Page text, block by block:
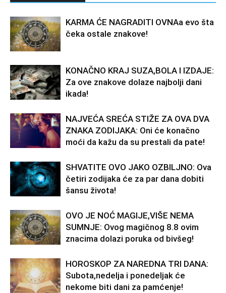
KARMA ĆE NAGRADITI OVNAa evo šta
čeka ostale znakove!
KONAČNO KRAJ SUZA,BOLA I IZDAJE:
Za ove znakove dolaze najbolji dani
ikada!
NAJVEĆA SREĆA STIŽE ZA OVA DVA
ZNAKA ZODIJAKA: Oni će konačno
moći da kažu da su prestali da pate!
SHVATITE OVO JAKO OZBILJNO: Ova
četiri zodijaka će za par dana dobiti
šansu života!
OVO JE NOĆ MAGIJE,VIŠE NEMA
SUMNJE: Ovog magičnog 8.8 ovim
znacima dolazi poruka od bivšeg!
HOROSKOP ZA NAREDNA TRI DANA:
Subota,nedelja i ponedeljak će
nekome biti dani za pamćenje!